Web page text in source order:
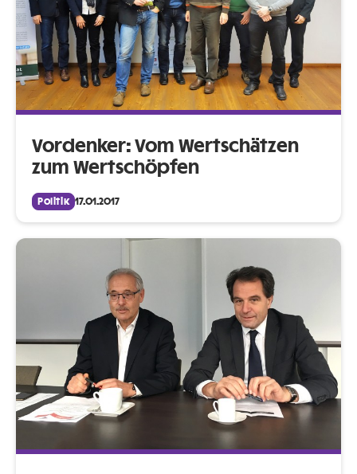
Vordenker: Vom Wertschätzen
zum Wertschöpfen
Politik 17.01.2017